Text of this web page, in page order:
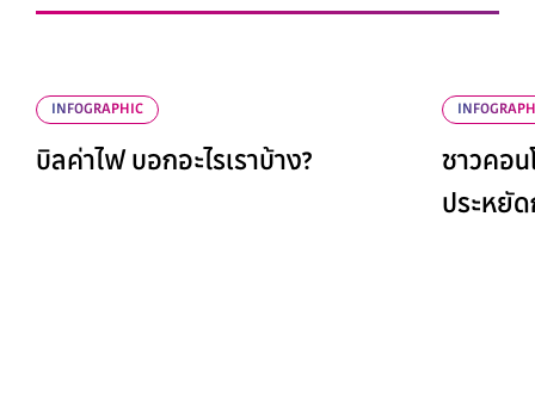
INFOGRAPHIC
บิลค่าไฟ บอกอะไรเราบ้าง?
ชาวคอน
ประหยัด